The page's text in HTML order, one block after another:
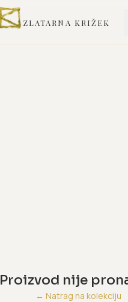
ZLATARNA KRIŽEK
Proizvod nije
← Natrag na kolekciju